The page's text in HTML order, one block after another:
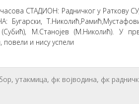
СТАДИОН: Радничког у Раткову
М.Станојев (М.Николић). У
и нису успели
,утакмица, фк војводина, фк